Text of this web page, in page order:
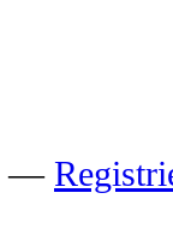
—